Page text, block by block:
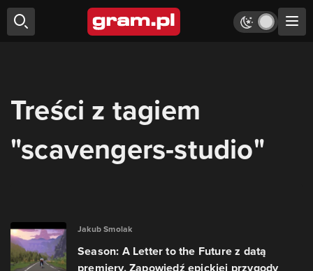
Treści z tagiem
"scavengers-studio"
Jakub Smolak
Season: A Letter to the Future z datą